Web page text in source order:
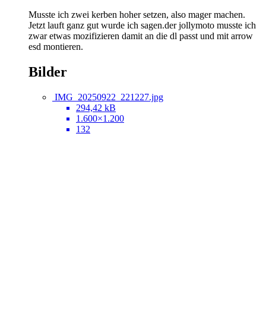
Musste ich zwei kerben hoher setzen, also mager machen.
Jetzt lauft ganz gut wurde ich sagen.der jollymoto musste ich
zwar etwas mozifizieren damit an die dl passt und mit arrow
esd montieren.
Bilder
IMG_20250922_221227.jpg
294,42 kB
1.600×1.200
132